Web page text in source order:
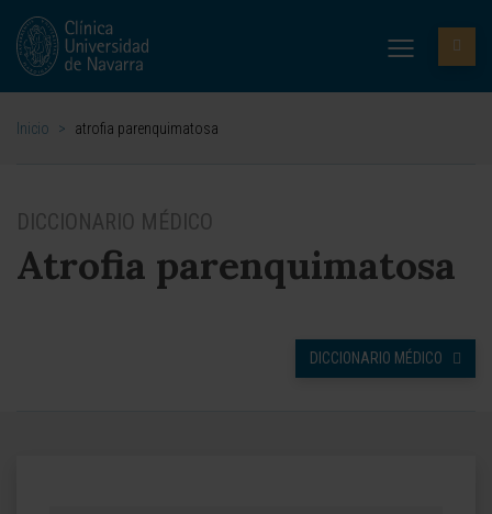
Inicio > atrofia parenquimatosa
DICCIONARIO MÉDICO
Atrofia parenquimatosa
DICCIONARIO MÉDICO